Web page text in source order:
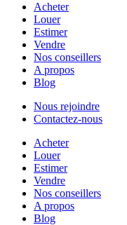
Acheter
Louer
Estimer
Vendre
Nos conseillers
A propos
Blog
Nous rejoindre
Contactez-nous
Acheter
Louer
Estimer
Vendre
Nos conseillers
A propos
Blog